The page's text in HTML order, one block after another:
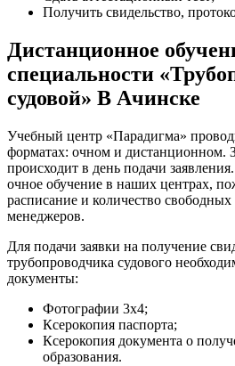
Получить свидельство,
Дистанционное
специальности
судовой» В Ачинске
Учебный центр «Парадигма»
форматах: очном и дистанционном.
происходит в день подачи
очное обучение в наших центрах,
расписание и количество
менеджеров.
Для подачи заявки на получение
трубопроводчика судового
документы:
Фотографии 3х4;
Ксерокопия паспорта;
Ксерокопия документа о
образования.